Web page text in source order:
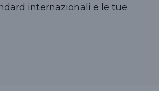
internazionali e le tue